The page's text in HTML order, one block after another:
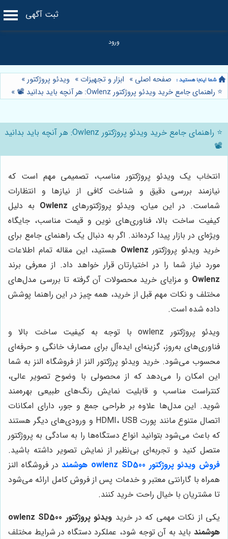
ثبت آگهی
صفحه اصلی » ابزار و تجهیزات » ویدئو پروژکتور»
⭐️ راهنمای جامع خرید ویدئو پروژکتور Owlenz: هر آنچه باید بدانید 📽️
»
⭐️ راهنمای جامع خرید ویدئو پروژکتور Owlenz: هر آنچه باید بدانید
📽️
انتخاب یک ویدئو پروژکتور مناسب، تصمیمی مهم است که
نیازمند بررسی دقیق و شناخت کافی از نیازها و انتظارات
شماست. در این میان، ویدئو پروژکتورهای Owlenz به دلیل
کیفیت ساخت بالا، فناوری‌های نوین و قیمت مناسب، جایگاه
ویژه‌ای در بازار پیدا کرده‌اند. اگر به دنبال یک راهنمای جامع برای
خرید ویدئو پروژکتور Owlenz هستید، این مقاله تمام اطلاعات
مورد نیاز شما را در اختیارتان قرار خواهد داد. از معرفی برند
Owlenz و مزایای خرید محصولات آن گرفته تا بررسی مدل‌های
مختلف و نکات مهم قبل از خرید، همه چیز در این راهنما پوشش
داده شده است.
ویدئو پروژکتور owlenz با توجه به کیفیت ساخت بالا و
فناوری‌های به‌روز، گزینه‌ای ایده‌آل برای مصارف خانگی و حرفه‌ای
محسوب می‌شود. خرید ویدئو پرژکتور النز از فروشگاه النز به شما
این امکان را می‌دهد که از محصولی با وضوح تصویر عالی،
کنتراست مناسب و قابلیت نمایش رنگ‌های طبیعی بهره‌مند
شوید. این مدل‌ها علاوه بر طراحی جمع و جور، دارای امکانات
اتصال متنوع مانند پورت HDMI، USB و ورودی‌های دیگر هستند
که باعث می‌شود بتوانید انواع دستگاه‌ها را به سادگی به پروژکتور
متصل کنید و تجربه‌ای بی‌نظیر از نمایش تصویر داشته باشید.
فروش ویدئو پروژکتور owlenz SD500 هوشمند
در فروشگاه النز
همراه با گارانتی معتبر و خدمات پس از فروش کامل ارائه می‌شود
تا مشتریان با خیال راحت خرید کنند.
یکی از نکات مهمی که در خرید
ویدئو پروژکتور owlenz SD500
هوشمند باید به آن توجه شود، عملکرد دستگاه در شرایط مختلف